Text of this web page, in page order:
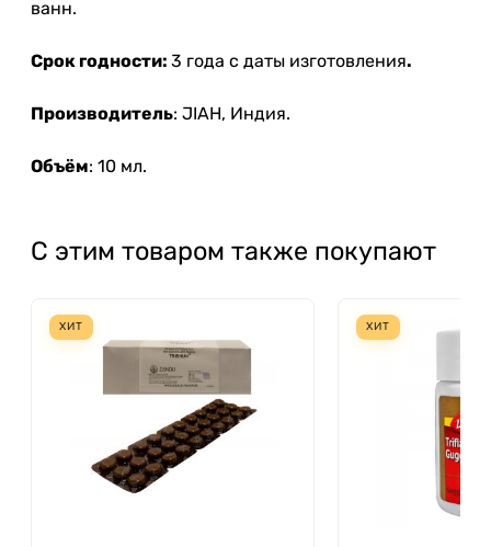
ванн.
Срок годности: 3 года с даты изготовления.
Производитель: JIAH, Индия.
Объём: 10 мл.
С этим товаром также покупают
ХИТ ХИТ